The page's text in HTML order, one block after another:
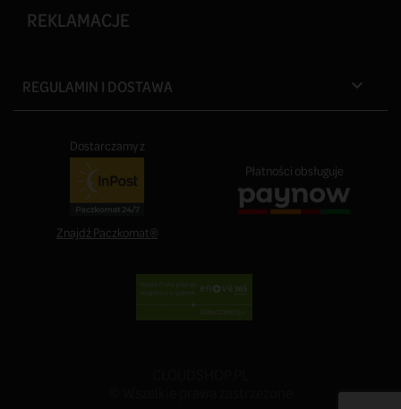
REKLAMACJE
REGULAMIN I DOSTAWA 
Dostarczamy z
Znajdź Paczkomat®
Płatności obsługuje